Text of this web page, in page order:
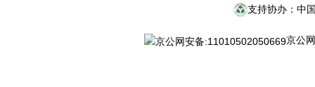
支持协办：中
京公